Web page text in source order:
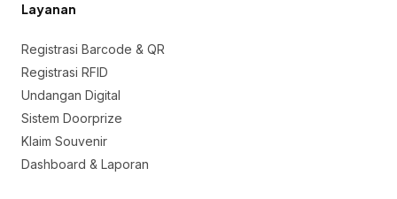
Layanan
Registrasi Barcode & QR
Registrasi RFID
Undangan Digital
Sistem Doorprize
Klaim Souvenir
Dashboard & Laporan